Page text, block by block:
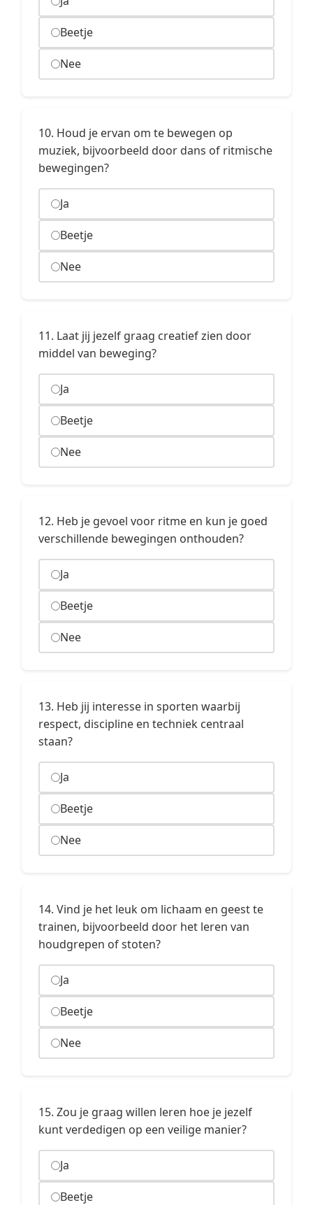
Beetje
Nee
10. Houd je ervan om te bewegen op
muziek, bijvoorbeeld door dans of ritmische
bewegingen?
Ja
Beetje
Nee
11. Laat jij jezelf graag creatief zien door
middel van beweging?
Ja
Beetje
Nee
12. Heb je gevoel voor ritme en kun je goed
verschillende bewegingen onthouden?
Ja
Beetje
Nee
13. Heb jij interesse in sporten waarbij
respect, discipline en techniek centraal
staan?
Ja
Beetje
Nee
14. Vind je het leuk om lichaam en geest te
trainen, bijvoorbeeld door het leren van
houdgrepen of stoten?
Ja
Beetje
Nee
15. Zou je graag willen leren hoe je jezelf
kunt verdedigen op een veilige manier?
Ja
Beetje